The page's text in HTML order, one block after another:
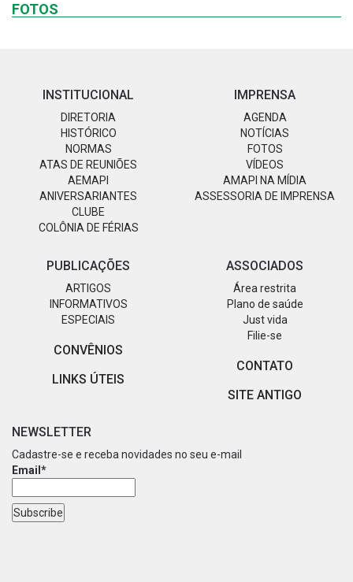
FOTOS
INSTITUCIONAL
DIRETORIA
HISTÓRICO
NORMAS
ATAS DE REUNIÕES
AEMAPI
ANIVERSARIANTES
CLUBE
COLÔNIA DE FÉRIAS
IMPRENSA
AGENDA
NOTÍCIAS
FOTOS
VÍDEOS
AMAPI NA MÍDIA
ASSESSORIA DE IMPRENSA
PUBLICAÇÕES
ARTIGOS
INFORMATIVOS
ESPECIAIS
CONVÊNIOS
LINKS ÚTEIS
ASSOCIADOS
Área restrita
Plano de saúde
Just vida
Filie-se
CONTATO
SITE ANTIGO
NEWSLETTER
Cadastre-se e receba novidades no seu e-mail
Email*